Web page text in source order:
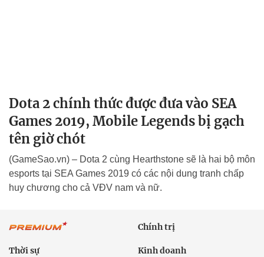
Dota 2 chính thức được đưa vào SEA
Games 2019, Mobile Legends bị gạch
tên giờ chót
(GameSao.vn) – Dota 2 cùng Hearthstone sẽ là hai bộ môn
esports tại SEA Games 2019 có các nội dung tranh chấp
huy chương cho cả VĐV nam và nữ.
Chính trị
Thời sự Kinh doanh